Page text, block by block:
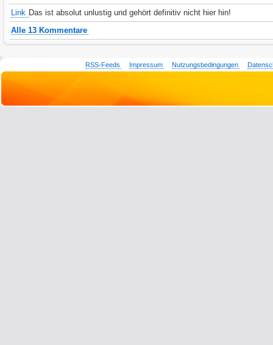
Link Das ist absolut unlustig und gehört definitiv nicht hier hin!
Alle 13 Kommentare
RSS-Feeds Impressum Nutzungsbedingungen